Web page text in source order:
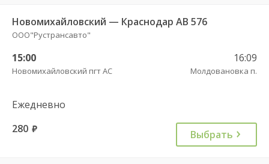
Новомихайловский — Краснодар АВ 576
ООО"Рустрансавто"
15:00
Новомихайловский пгт АС
16:09
Молдовановка п.
Ежедневно
280 руб. Выбрать